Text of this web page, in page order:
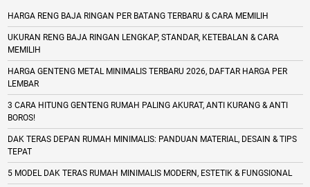
HARGA RENG BAJA RINGAN PER BATANG TERBARU & CARA MEMILIH
UKURAN RENG BAJA RINGAN LENGKAP, STANDAR, KETEBALAN & CARA
MEMILIH
HARGA GENTENG METAL MINIMALIS TERBARU 2026, DAFTAR HARGA PER
LEMBAR
3 CARA HITUNG GENTENG RUMAH PALING AKURAT, ANTI KURANG & ANTI
BOROS!
DAK TERAS DEPAN RUMAH MINIMALIS: PANDUAN MATERIAL, DESAIN & TIPS
TEPAT
5 MODEL DAK TERAS RUMAH MINIMALIS MODERN, ESTETIK & FUNGSIONAL